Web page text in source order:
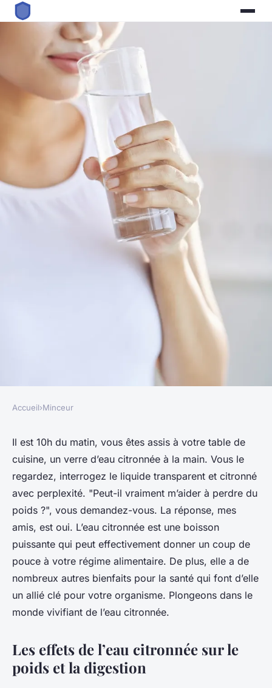
Les bienfaits de l'eau
citronnée pour la perte de
poids
adeline •6 novembre 2023•5 min de lecture
Accueil›Minceur
Il est 10h du matin, vous êtes assis à votre table de
cuisine, un verre d’eau citronnée à la main. Vous le
regardez, interrogez le liquide transparent et citronné
avec perplexité. "Peut-il vraiment m’aider à perdre du
poids ?", vous demandez-vous. La réponse, mes
amis, est oui. L’eau citronnée est une boisson
puissante qui peut effectivement donner un coup de
pouce à votre régime alimentaire. De plus, elle a de
nombreux autres bienfaits pour la santé qui font d’elle
un allié clé pour votre organisme. Plongeons dans le
monde vivifiant de l’eau citronnée.
Les effets de l’eau citronnée sur le
poids et la digestion